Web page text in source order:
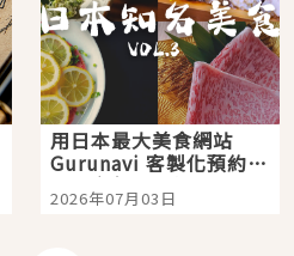
用日本最大美食網站
Gurunavi 客製化預約九
大都市餐廳，打造專屬
美食體驗！
2026年07月03日